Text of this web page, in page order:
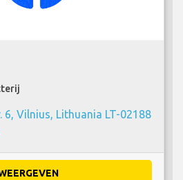
6, Vilnius, Lithuania LT-02188